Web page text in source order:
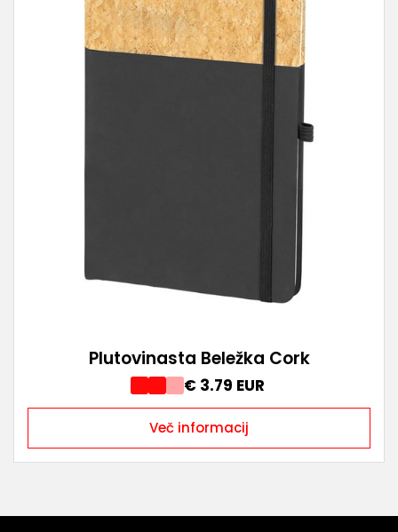
Plutovinasta Beležka Cork
€ 3.79 EUR
Več informacij